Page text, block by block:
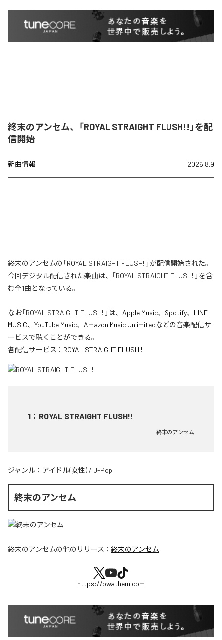
終末のアンセム、「ROYAL STRAIGHT FLUSH!!」を配
信開始
新曲情報 2026.8.9
終末のアンセムの「ROYAL STRAIGHT FLUSH!!」が配信開始された。
今回デジタル配信された楽曲は、「ROYAL STRAIGHT FLUSH!!」を含
む全1曲となっている。
なお「ROYAL STRAIGHT FLUSH!! 」は、 Apple Music、 Spotify、 LINE
MUSIC、 YouTube Music、 Amazon Music Unlimitedなどの音楽配信サ
ービスで聴くことができる。
各配信サービス： ROYAL STRAIGHT FLUSH!!
1 ： ROYAL STRAIGHT FLUSH!!
終末のアンセム
ジャンル： アイドル(女性) / J-Pop
終末のアンセム
終末のアンセムの他のリリース： 終末のアンセム
https://owathem.com